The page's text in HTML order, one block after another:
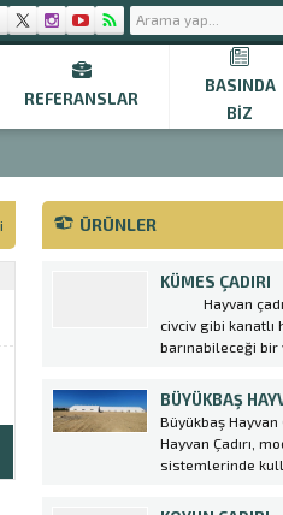
REFERANSLAR
BASINDA
BIZ
ÜRÜNLER
KÜMES ÇADIRI
Hayvan
civciv gibi kanatlı
barınabileceği bir
çiftliği oluşturmak
Kümes Çadırı
artmaktadır. Yeni
isteyen
BÜYÜKBAŞ
Büyükbaş Hayvan
Hayvan Çadırı,
sistemlerinde
barınma